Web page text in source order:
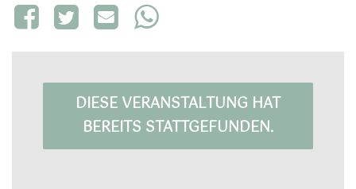
DIESE VERANSTALTUNG HAT
BEREITS STATTGEFUNDEN.